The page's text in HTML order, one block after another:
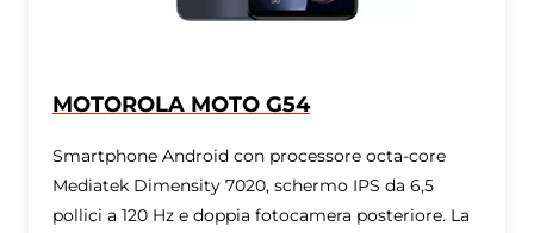
MOTOROLA MOTO G54
Smartphone Android con processore octa-core
Mediatek Dimensity 7020, schermo IPS da 6,5 ​​
pollici a 120 Hz e doppia fotocamera posteriore. La